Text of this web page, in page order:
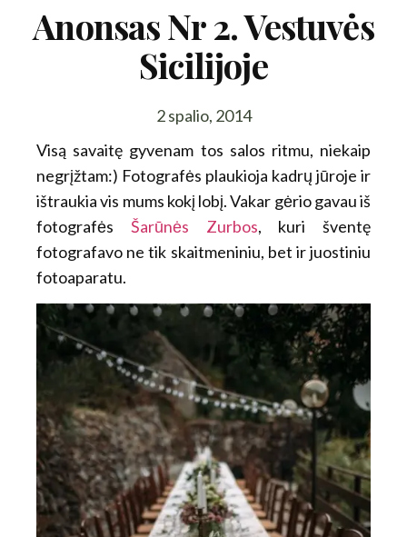
Anonsas Nr 2. Vestuvės
Sicilijoje
2 spalio, 2014
Visą savaitę gyvenam tos salos ritmu, niekaip
negrįžtam:) Fotografės plaukioja kadrų jūroje ir
ištraukia vis mums kokį lobį. Vakar gėrio gavau iš
fotografės Šarūnės Zurbos, kuri šventę
fotografavo ne tik skaitmeniniu, bet ir juostiniu
fotoaparatu.